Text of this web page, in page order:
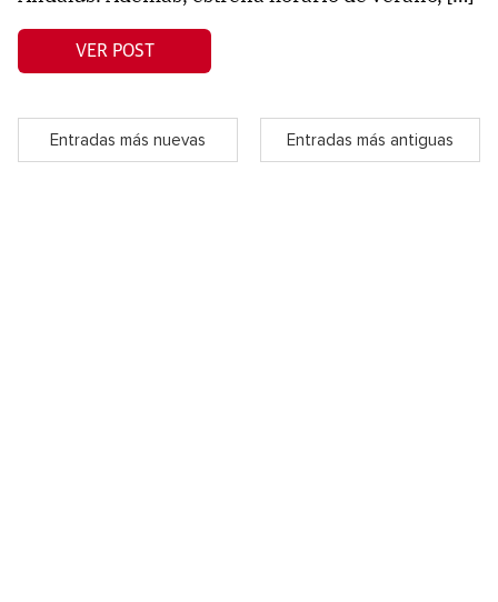
VER POST
Entradas más nuevas Entradas más antiguas